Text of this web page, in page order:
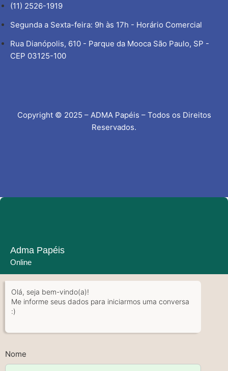
(11) 2526-1919
Segunda a Sexta-feira: 9h às 17h - Horário Comercial
Rua Dianópolis, 610 - Parque da Mooca São Paulo, SP -
CEP 03125-100
Copyright © 2025 – ADMA Papéis – Todos os Direitos
Reservados.
Adma Papéis
Online
Olá, seja bem-vindo(a)!
Me informe seus dados para iniciarmos uma conversa
:)
Nome